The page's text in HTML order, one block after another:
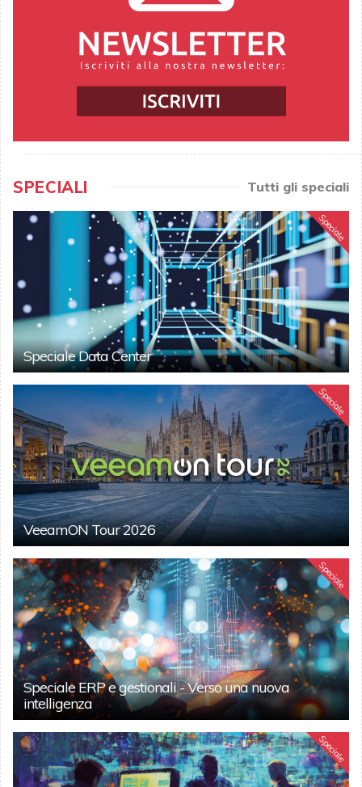
SPECIALI Tutti gli speciali
Speciale
Speciale Data Center
Speciale
VeeamON Tour 2026
Speciale
Speciale ERP e gestionali - Verso una nuova
intelligenza
Speciale